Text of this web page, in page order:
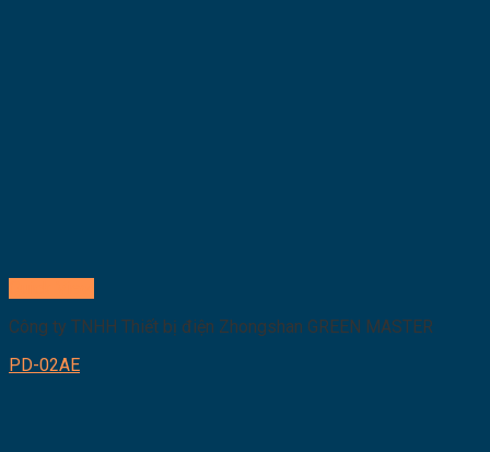
Công ty TNHH Thiết bị điện Zhongshan GREEN MASTER
PD-02AE